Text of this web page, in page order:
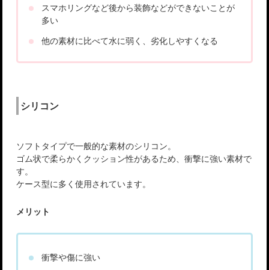
スマホリングなど後から装飾などができないことが
多い
他の素材に比べて水に弱く、劣化しやすくなる
シリコン
ソフトタイプで一般的な素材のシリコン。
ゴム状で柔らかくクッション性があるため、衝撃に強い素材で
す。
ケース型に多く使用されています。
メリット
衝撃や傷に強い